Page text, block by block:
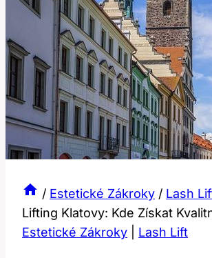
/ Estetické Zákroky / Lash
Lifting Klatovy: Kde Získat
Estetické Zákroky
Lash Lift